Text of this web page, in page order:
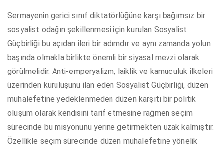
Sermayenin gerici sınıf diktatörlüğüne karşı bağımsız bir
sosyalist odağın şekillenmesi için kurulan Sosyalist
Güçbirliği bu açıdan ileri bir adımdır ve aynı zamanda yolun
başında olmakla birlikte önemli bir siyasal mevzi olarak
görülmelidir. Anti-emperyalizm, laiklik ve kamuculuk ilkeleri
üzerinden kuruluşunu ilan eden Sosyalist Güçbirliği, düzen
muhalefetine yedeklenmeden düzen karşıtı bir politik
oluşum olarak kendisini tarif etmesine rağmen seçim
sürecinde bu misyonunu yerine getirmekten uzak kalmıştır.
Özellikle seçim sürecinde düzen muhalefetine yönelik